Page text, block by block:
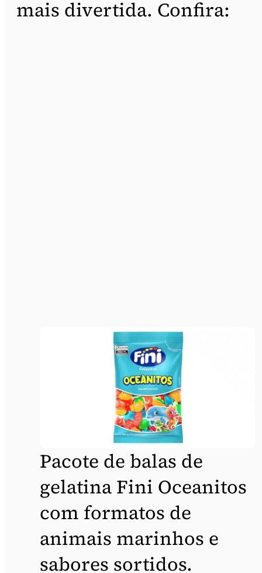
mais divertida. Confira:
Pacote de balas de
gelatina Fini Oceanitos
com formatos de
animais marinhos e
sabores sortidos.